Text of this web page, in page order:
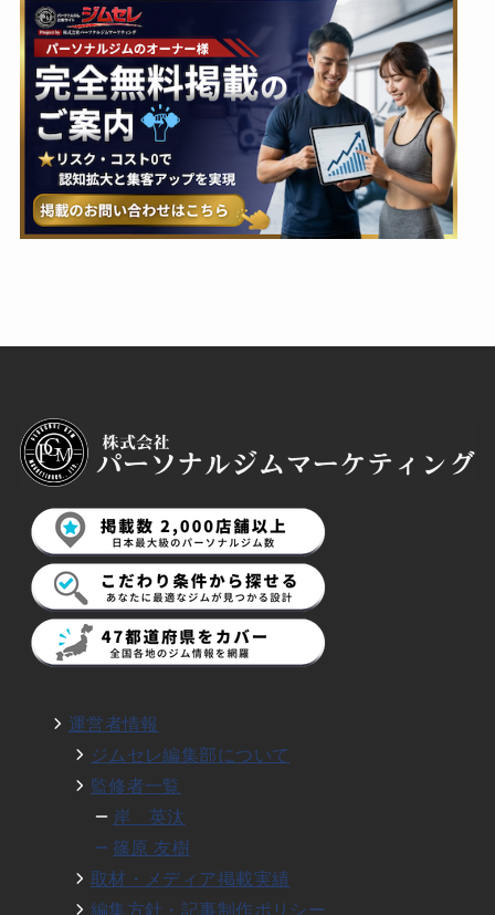
運営者情報
ジムセレ編集部について
監修者一覧
岸 英汰
篠原 友樹
取材・メディア掲載実績
編集方針・記事制作ポリシー